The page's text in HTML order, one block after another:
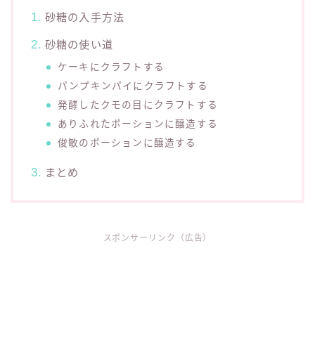
砂糖の入手方法
砂糖の使い道
ケーキにクラフトする
パンプキンパイにクラフトする
発酵したクモの目にクラフトする
ありふれたポーションに醸造する
俊敏のポーションに醸造する
まとめ
スポンサーリンク（広告）